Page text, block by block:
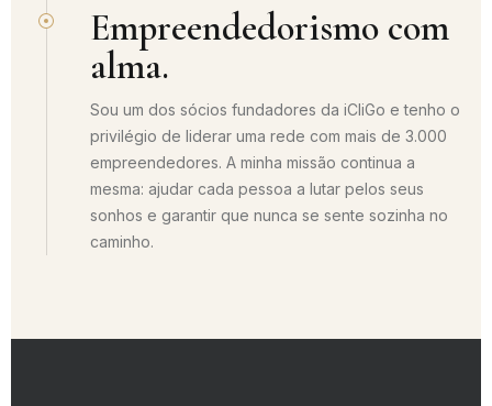
Empreendedorismo com
alma.
Sou um dos sócios fundadores da iCliGo e tenho o
privilégio de liderar uma rede com mais de 3.000
empreendedores. A minha missão continua a
mesma: ajudar cada pessoa a lutar pelos seus
sonhos e garantir que nunca se sente sozinha no
caminho.